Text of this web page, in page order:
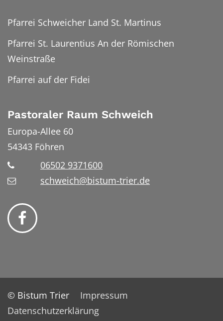
Pfarrei Schweicher Land St. Martinus
Pfarrei St. Laurentius An der Römischen
Weinstraße
Pfarrei auf der Fidei
Pastoraler Raum Schweich
Europa-Allee 60
54343 Föhren
06502 9371600
schweich@bistum-trier.de
© Bistum Trier
Impressum
Datenschutzerklärung